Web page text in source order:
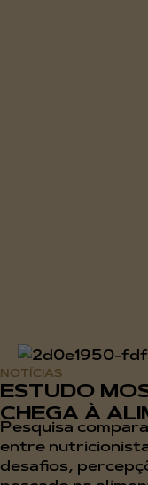
NOTÍCIAS
ESTUDO
CHEGA À
Pesquisa
entre
desafios,